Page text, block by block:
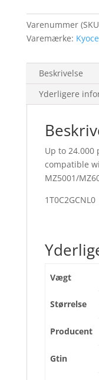
Kyocera
TASKalfa
MZ5001/MZ6001/
Varenummer
Varemærke:
Beskrivelse
Yderligere
Up to 24.000
compatible
MZ5001/
1T0C2GCNL0
Vægt
Størrelse
Producent
Gtin